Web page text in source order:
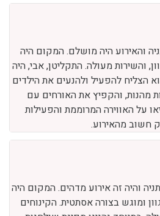
והאירוע היה מושלם. המקום היה
והשירות מעולה. התקליטן, אבי, היה
הצליח להפעיל ולהנעים את הילדים
מהנות, והקפיץ את האורחים עם
על האווירה המרוממת והפעילות
חשוב מהאירוע.
והיה זה אירוע מדהים. המקום היה
ומוגש בצורה אסתטית. הקינוחים